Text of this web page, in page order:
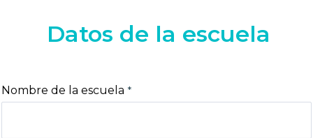
Datos de la escuela
Nombre de la escuela